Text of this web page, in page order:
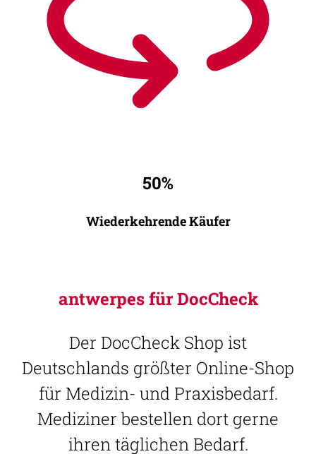
50%
Wiederkehrende Käufer
antwerpes für DocCheck
Der DocCheck Shop ist
Deutschlands größter Online-Shop
für Medizin- und Praxisbedarf.
Mediziner bestellen dort gerne
ihren täglichen Bedarf.